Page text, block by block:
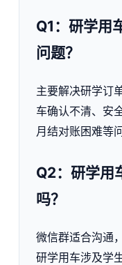
Q1：研学用
问题？
主要解决研学订
车确认不清、安
月结对账困难等
Q2：研学用
吗？
微信群适合沟通
研学用车涉及学